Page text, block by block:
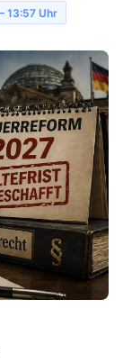
13:57 Uhr